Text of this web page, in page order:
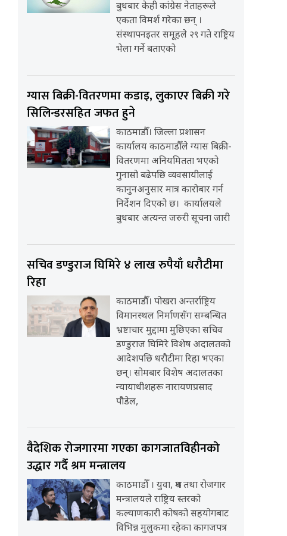
बुधबार केही कांग्रेस नेताहरूले
एकता विमर्श गरेका छन् ।
संस्थापनइतर समूहले २९ गते राष्ट्रिय
भेला गर्ने बताएको
ग्यास बिक्री-वितरणमा कडाइ, लुकाएर बिक्री गरे
सिलिन्डरसहित जफत हुने
काठमाडौँ। जिल्ला प्रशासन
कार्यालय काठमाडौँले ग्यास बिक्री-
वितरणमा अनियमितता भएको
गुनासो बढेपछि व्यवसायीलाई
कानुनअनुसार मात्र कारोबार गर्न
निर्देशन दिएको छ। कार्यालयले
बुधबार अत्यन्त जरुरी सूचना जारी
सचिव डण्डुराज घिमिरे ४ लाख रुपैयाँ धरौटीमा
रिहा
काठमाडौँ। पोखरा अन्तर्राष्ट्रिय
विमानस्थल निर्माणसँग सम्बन्धित
भ्रष्टाचार मुद्दामा मुछिएका सचिव
डण्डुराज घिमिरे विशेष अदालतको
आदेशपछि धरौटीमा रिहा भएका
छन्। सोमबार विशेष अदालतका
न्यायाधीशहरू नारायणप्रसाद
पौडेल,
वैदेशिक रोजगारमा गएका कागजातविहीनको
उद्धार गर्दै श्रम मन्त्रालय
काठमाडौँ । युवा, श्रम तथा रोजगार
मन्त्रालयले राष्ट्रिय स्तरको
कल्याणकारी कोषको सहयोगबाट
विभिन्न मुलुकमा रहेका कागजपत्र